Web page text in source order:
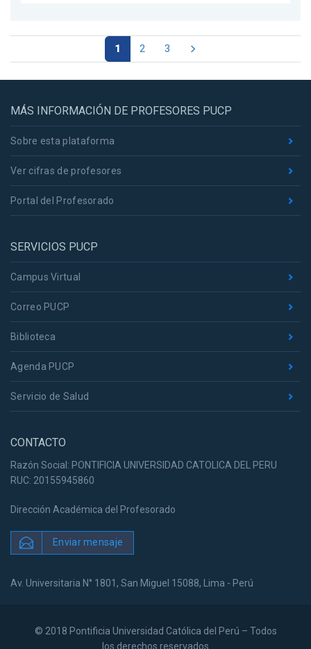
1 2 3
MÁS INFORMACIÓN DE PROFESORES PUCP
Sobre esta plataforma
Ver cifras de profesores
Portal del Profesorado
SERVICIOS PUCP
Campus Virtual
Correo PUCP
Biblioteca
Agenda PUCP
Servicio de Salud
CONTACTO
Razón Social: PONTIFICIA UNIVERSIDAD CATOLICA DEL PERU
RUC: 20155945860
Dirección Académica del Profesorado
Enviar mensaje
Av. Universitaria N° 1801, San Miguel 15088, Lima - Perú
© 2018 Pontificia Universidad Católica del Perú – Todos
los derechos reservados